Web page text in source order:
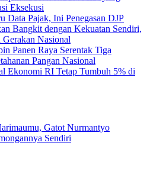
Eksekusi
Data Pajak, Ini Penegasan DJP
Bangkit dengan Kekuatan Sendiri,
Gerakan Nasional
Panen Raya Serentak Tiga
Pangan Nasional
Ekonomi RI Tetap Tumbuh 5% di
Gatot Nurmantyo
Sendiri